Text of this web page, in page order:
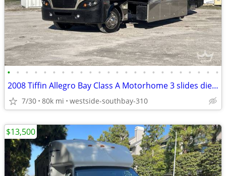
• • • • • • • • • • • • • • • • • • • • • • • •
2008 Tiffin Allegro Bay Class A Motorhome 3 slides diesel
7/30 80k mi westside-southbay-310
$13,500